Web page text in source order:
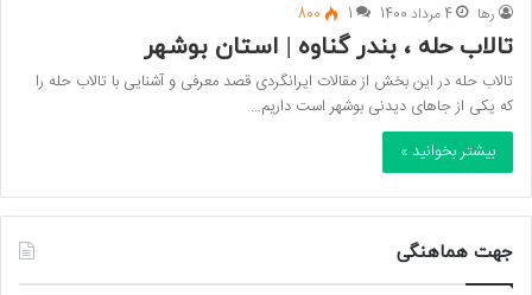
رها 4 مرداد 1400 1
800
تالاب حله ، بندر گناوه | استان بوشهر
تالاب حله در این بخش از مقالات ایرانگردی قصد معرفی و آشنایی با تالاب حله را
که یکی از جاهای دیدنی بوشهر است داریم…
بیشتر بخوانید »
جهت هماهنگی